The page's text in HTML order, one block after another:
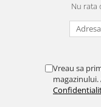
Nu rata
Vreau sa